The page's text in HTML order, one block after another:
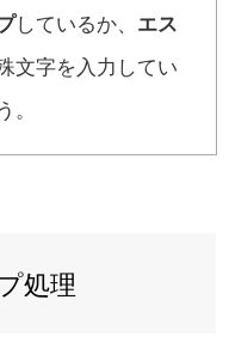
しているか、 エス
文字を入力してい
処理